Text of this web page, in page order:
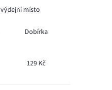
místo
Dobírka
129 Kč